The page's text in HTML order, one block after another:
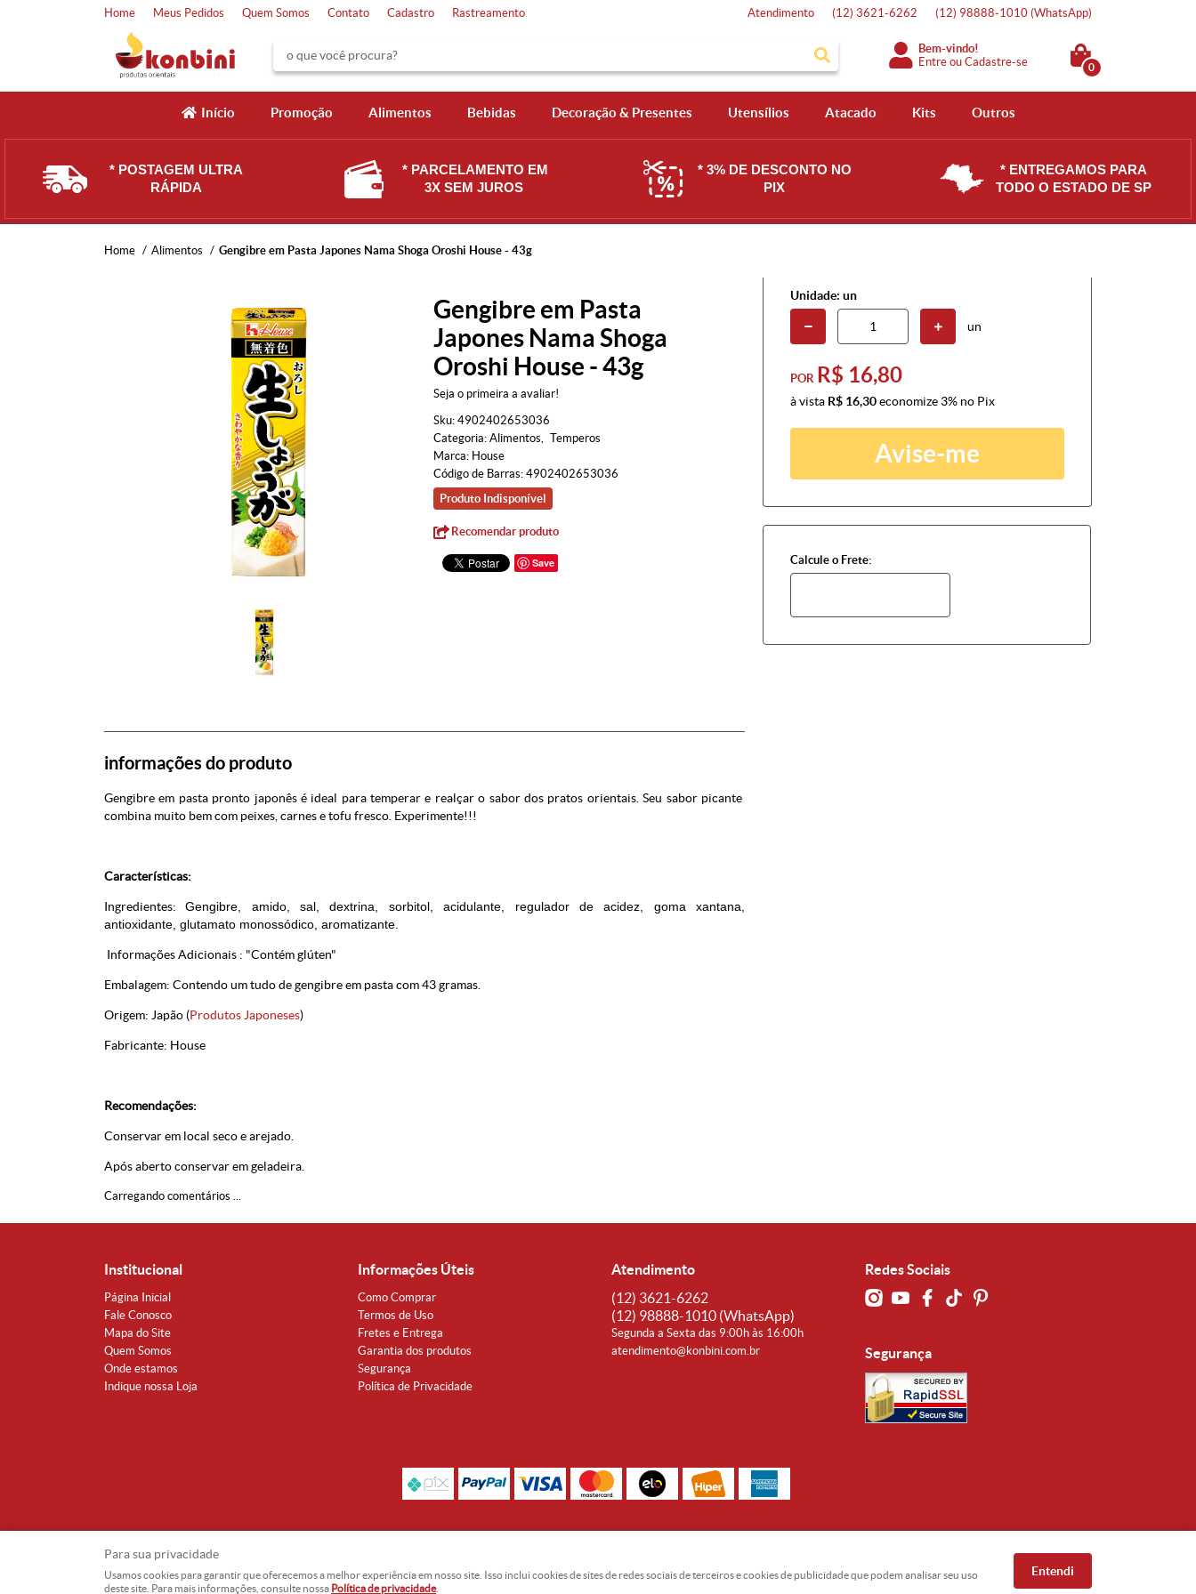
Home Meus Pedidos Quem Somos Contato Cadastro Rastreamento Atendimento (12) 3621-6262 (12) 98888-1010 (WhatsApp)
Bem-vindo!
Entre ouCadastre-se 0
Início Promoção Alimentos Bebidas Decoração & Presentes Utensílios Atacado Kits Outros
* POSTAGEM ULTRA
RÁPIDA
* PARCELAMENTO EM
3X SEM JUROS
* 3% DE DESCONTO NO
PIX
* ENTREGAMOS PARA
TODO O ESTADO DE SP
Home Alimentos Gengibre em Pasta Japones Nama Shoga Oroshi House - 43g
Gengibre em Pasta
Japones Nama Shoga
Oroshi House - 43g
Seja o primeira a avaliar!
Sku: 4902402653036
Categoria: Alimentos
Temperos
Marca: House
Código de Barras: 4902402653036
Produto Indisponível
Recomendar produto
Save
Unidade: un
un
POR R$ 16,80
à vista R$ 16,30economize 3% no Pix
Avise-me
Calcule o Frete:
informações do produto
Gengibre em pasta pronto japonês é ideal para temperar e realçar o sabor dos pratos orientais. Seu sabor picante
combina muito bem com peixes, carnes e tofu fresco. Experimente!!!
Características:
Ingredientes:Gengibre, amido, sal, dextrina, sorbitol, acidulante, regulador de acidez, goma xantana,
antioxidante, glutamato monossódico, aromatizante.
Informações Adicionais : "Contém glúten"
Embalagem: Contendo um tudo de gengibre em pasta com 43 gramas.
Origem: Japão (Produtos Japoneses)
Fabricante: House
Recomendações:
Conservar em local seco e arejado.
Após aberto conservar em geladeira.
Carregando comentários ...
Institucional
Página Inicial
Fale Conosco
Mapa do Site
Quem Somos
Onde estamos
Indique nossa Loja
Informações Úteis
Como Comprar
Termos de Uso
Fretes e Entrega
Garantia dos produtos
Segurança
Política de Privacidade
Atendimento
(12) 3621-6262
(12) 98888-1010 (WhatsApp)
Segunda a Sexta das 9:00h às 16:00h
atendimento@konbini.com.br
Redes Sociais
Segurança
Para sua privacidade
Usamos cookies para garantir que oferecemos a melhor experiência em nosso site. Isso inclui cookies de sites de redes sociais de terceiros e cookies de publicidade que podem analisar seu uso
deste site. Para mais informações, consulte nossa Política de privacidade.
Entendi